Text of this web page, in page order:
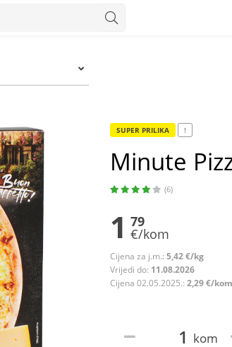
SUPER PRILIKA !
Minute
(6)
1 79
€/kom
Cijena za j.m.: 5,42 €/kg
Vrijedi do: 11.08.2026
Cijena 02.05.2025.: 2,29 €/kom
kom